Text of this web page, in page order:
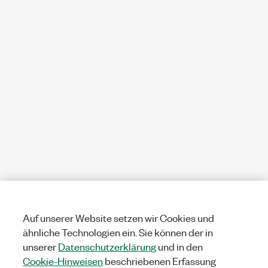
Auf unserer Website setzen wir Cookies und
ähnliche Technologien ein. Sie können der in
unsererDatenschutzerklärungund in den
Cookie-Hinweisenbeschriebenen Erfassung